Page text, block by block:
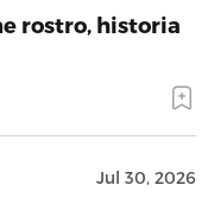
rostro, historia
Jul 30, 2026